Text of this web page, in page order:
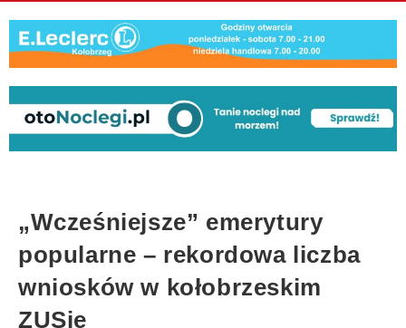
„Wcześniejsze” emerytury
popularne – rekordowa liczba
wniosków w kołobrzeskim
ZUSie